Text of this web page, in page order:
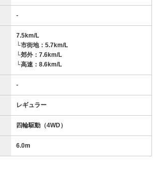
-
7.5km/L
└市街地：5.7km/L
└郊外：7.6km/L
└高速：8.6km/L
-
レギュラー
四輪駆動（4WD）
6.0m